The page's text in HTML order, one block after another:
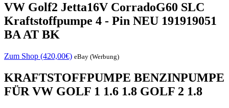
VW Golf2 Jetta16V CorradoG60 SLC
Kraftstoffpumpe 4 - Pin NEU 191919051
BA AT BK
Zum Shop (420,00€) eBay (Werbung)
KRAFTSTOFFPUMPE BENZINPUMPE
FÜR VW GOLF 1 1.6 1.8 GOLF 2 1.8